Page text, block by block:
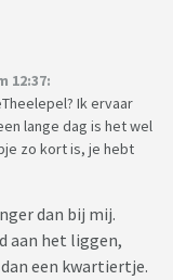
12:37:
Ik ervaar
lange dag is het wel
zo kort is, je hebt
dan bij mij.
aan het liggen,
een kwartiertje.